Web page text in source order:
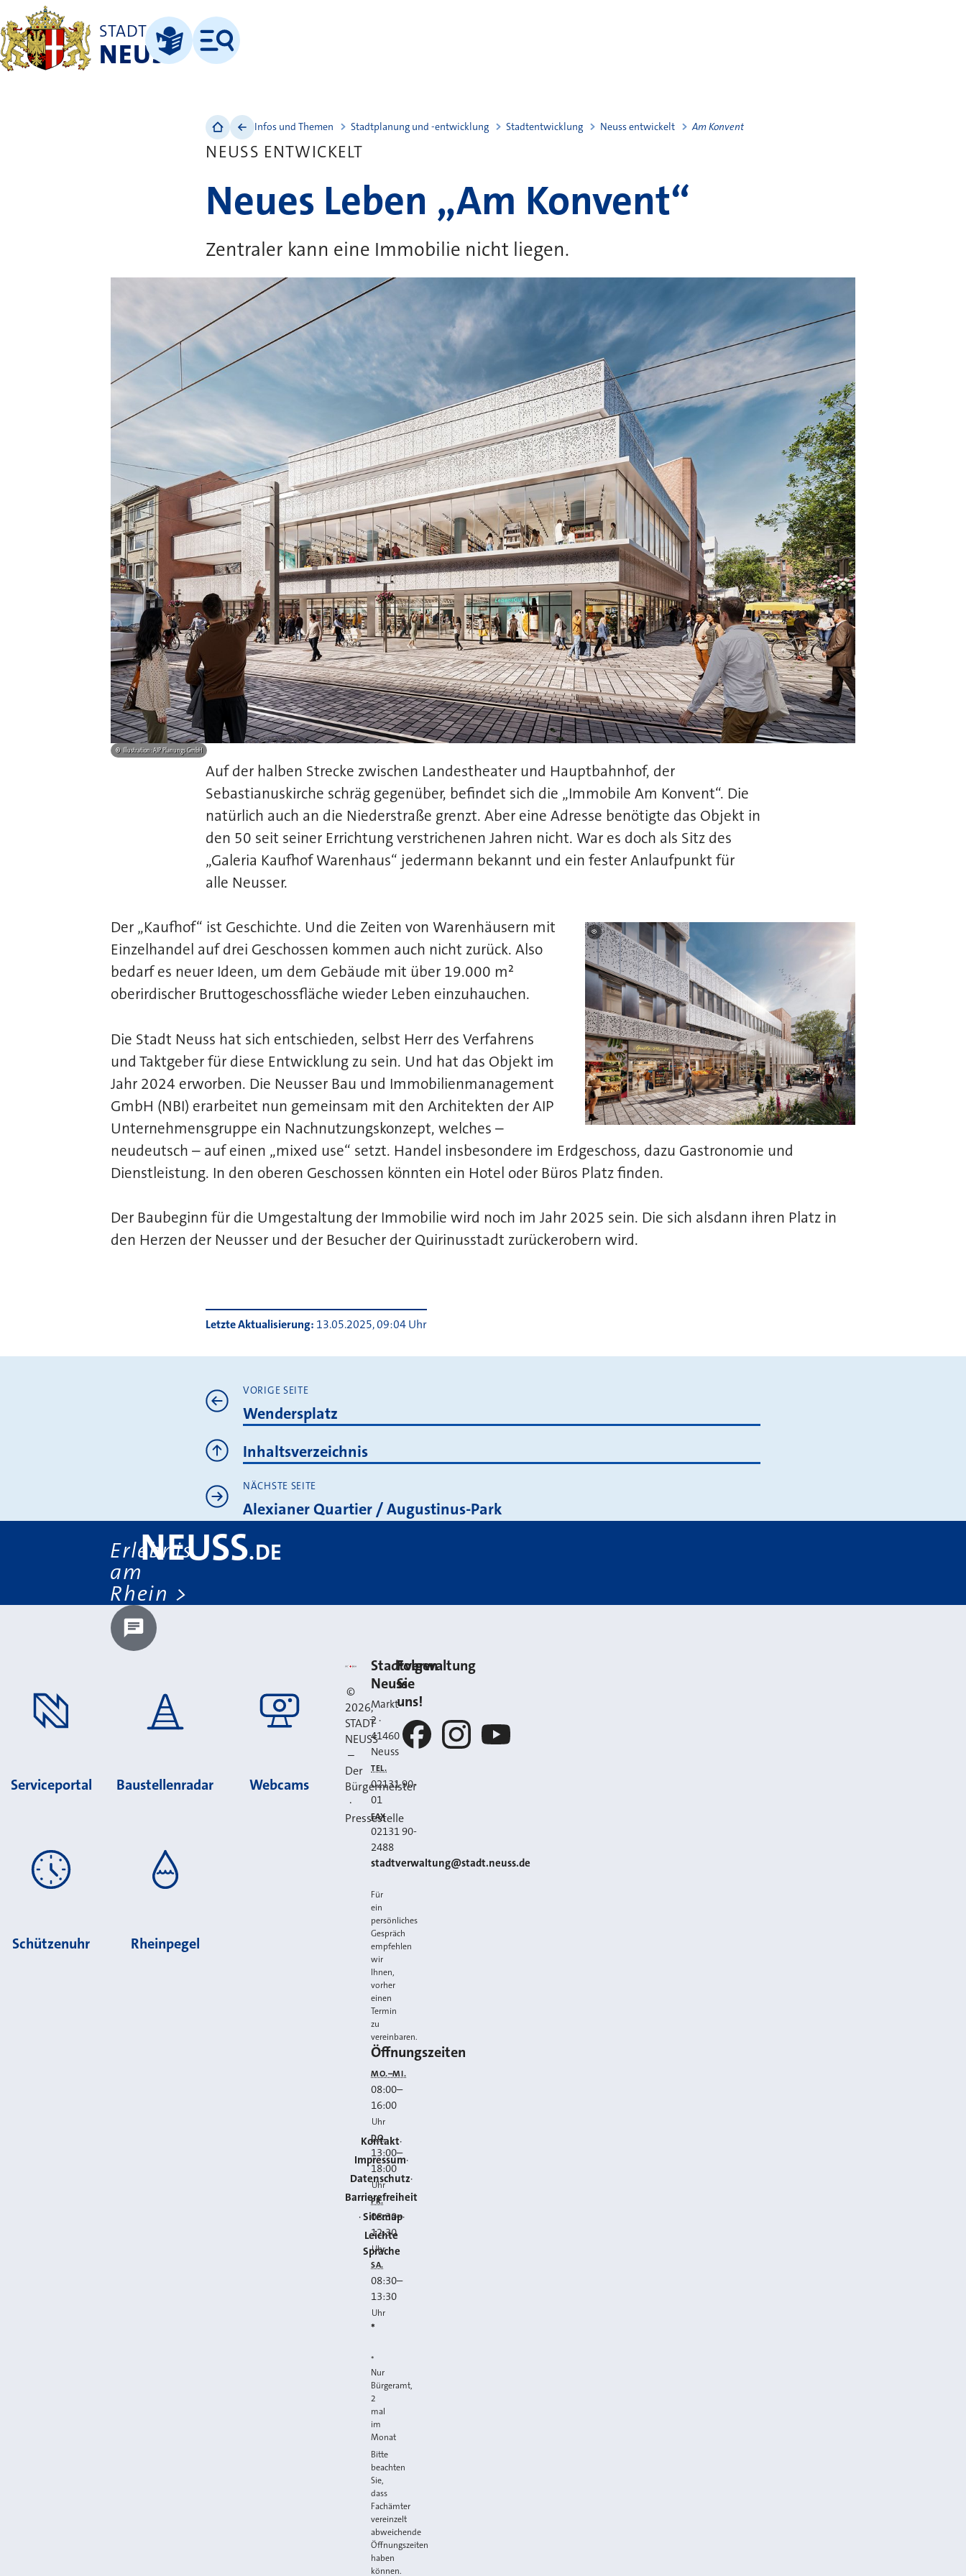
STADT
NEUSSLeichte Sprache
Menü
Infos und Themen Stadtplanung und -entwicklung Stadtentwicklung Neuss entwickelt Am Konvent
NEUSS ENTWICKELT
Neues Leben „Am Konvent“
Zentraler kann eine Immobilie nicht liegen.
© Illustration: AIP Planungs GmbH
Auf der halben Strecke zwischen Landestheater und Hauptbahnhof, der
Sebastianuskirche schräg gegenüber, befindet sich die „Immobile Am Konvent“. Die
natürlich auch an die Niederstraße grenzt. Aber eine Adresse benötigte das Objekt in
den 50 seit seiner Errichtung verstrichenen Jahren nicht. War es doch als Sitz des
„Galeria Kaufhof Warenhaus“ jedermann bekannt und ein fester Anlaufpunkt für
alle Neusser.
©
Illustration: AIP Planungs GmbH
Der „Kaufhof“ ist Geschichte. Und die Zeiten von Warenhäusern mit
Einzelhandel auf drei Geschossen kommen auch nicht zurück. Also
bedarf es neuer Ideen, um dem Gebäude mit über 19.000 m²
oberirdischer Bruttogeschossfläche wieder Leben einzuhauchen.
Die Stadt Neuss hat sich entschieden, selbst Herr des Verfahrens
und Taktgeber für diese Entwicklung zu sein. Und hat das Objekt im
Jahr 2024 erworben. Die Neusser Bau und Immobilienmanagement
GmbH (NBI) erarbeitet nun gemeinsam mit den Architekten der AIP
Unternehmensgruppe ein Nachnutzungskonzept, welches –
neudeutsch – auf einen „mixed use“ setzt. Handel insbesondere im Erdgeschoss, dazu Gastronomie und
Dienstleistung. In den oberen Geschossen könnten ein Hotel oder Büros Platz finden.
Der Baubeginn für die Umgestaltung der Immobilie wird noch im Jahr 2025 sein. Die sich alsdann ihren Platz in
den Herzen der Neusser und der Besucher der Quirinusstadt zurückerobern wird.
Weiterlesen
VORIGE SEITE
Wendersplatz
Inhaltsverzeichnis
NÄCHSTE SEITE
Alexianer Quartier / Augustinus-Park
Letzte Aktualisierung 13.05.2025, 09:04 Uhr
Erlebnis
am
Rhein
NEUSS.DE
Chatbot laden?
Serviceportal Baustellenradar Webcams
Schützenuhr Rheinpegel
Stadt Neuss
©
2026,
STADT
NEUSS
–
Der
Bürgermeister
·
Pressestelle
Kontakt
Impressum
Datenschutz
Barrierefreiheit
Sitemap
Leichte
Sprache
Kontakt
Stadtverwaltung
Neuss
Markt
2 ·
41460
Neuss
TEL.
02131 90-
01
FAX
02131 90-
2488
E-MAIL
stadtverwaltung@stadt.neuss.de
Für
ein
persönliches
Gespräch
empfehlen
wir
Ihnen,
vorher
einen
Termin
zu
vereinbaren.
Öffnungszeiten
MO.–MI.
08:00–
16:00
Uhr
DO.
13:00–
18:00
Uhr
FR.
08:30–
12:30
Uhr
SA.
08:30–
13:30
Uhr
*
*
Nur
Bürgeramt,
2
mal
im
Monat
Bitte
beachten
Sie,
dass
Fachämter
vereinzelt
abweichende
Öffnungszeiten
haben
können.
Folgen
Sie
uns!